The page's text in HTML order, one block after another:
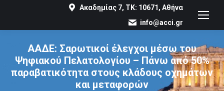
Ακαδημίας 7, ΤΚ: 10671, Αθήνα
info@acci.gr
ΑΑΔΕ: Σαρωτικοί έλεγχοι μέσω του
Ψηφιακού Πελατολογίου – Πάνω από 50%
παραβατικότητα στους κλάδους οχημάτων
και μεταφορών